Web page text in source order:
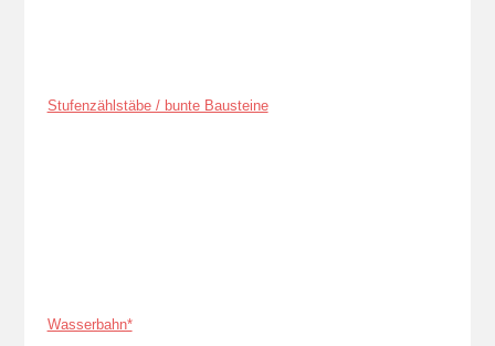
Stufenzählstäbe / bunte Bausteine
Wasserbahn*